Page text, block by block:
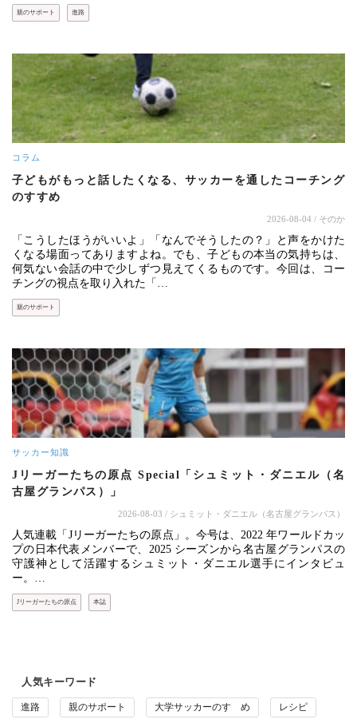
親のサポート 進路
コラム
子どもがもっと話したくなる、サッカーを通したコーチング
のすすめ
2026-08-04 / そのか
「こうしたほうがいいよ」「なんでそうしたの？」と声をかけた
くなる場面ってありますよね。でも、子どもの本当の気持ちは、
何気ない会話の中で少しずつ見えてくるものです。今回は、コー
チングの視点を取り入れた「…
親のサポート
サッカー知識
Jリーガーたちの原点 Special「シュミット・ダニエル（名
古屋グランパス）」
2026-08-03 / シュミット・ダニエル（名古屋グランパス）
人気連載「Jリーガーたちの原点」。今号は、2022 年ワールドカッ
プの日本代表メンバーで、2025 シーズンから名古屋グランパスの
守護神として活躍するシュミット・ダニエル選手にインタビュ
ー。…
Jリーガーたちの原点 本誌
人気キーワード
進路 親のサポート 大学サッカーのすゝめ レシピ